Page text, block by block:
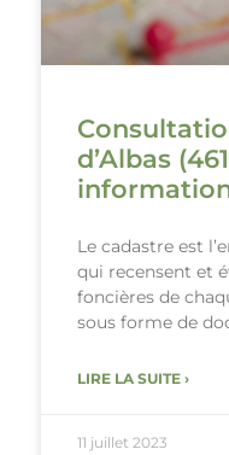
d’Albas
Le cadastre est
qui recensent et
foncières de
sous forme de
LIRE LA SUITE ›
11 juillet 2023